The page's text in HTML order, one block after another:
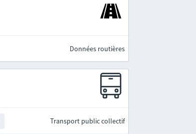
Données routières
Transport public collectif